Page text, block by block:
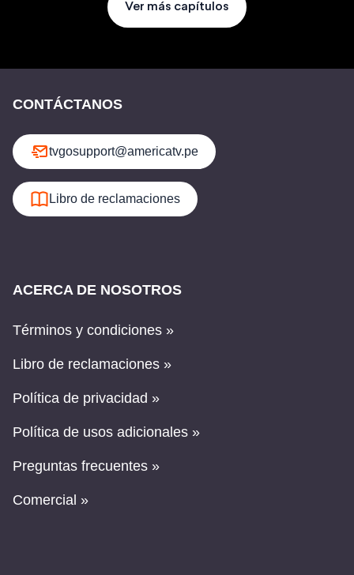
Ver más capítulos
CONTÁCTANOS
tvgosupport@americatv.pe
Libro de reclamaciones
ACERCA DE NOSOTROS
Términos y condiciones »
Libro de reclamaciones »
Política de privacidad »
Política de usos adicionales »
Preguntas frecuentes »
Comercial »